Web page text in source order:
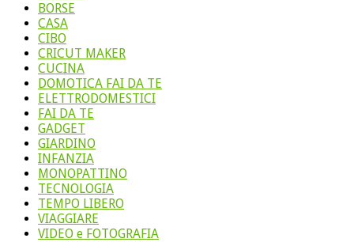
BORSE
CASA
CIBO
CRICUT MAKER
CUCINA
DOMOTICA FAI DA TE
ELETTRODOMESTICI
FAI DA TE
GADGET
GIARDINO
INFANZIA
MONOPATTINO
TECNOLOGIA
TEMPO LIBERO
VIAGGIARE
VIDEO e FOTOGRAFIA